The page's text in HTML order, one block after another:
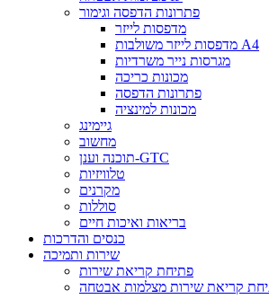
פתרונות הדפסה וגימור
מדפסות לייזר
מדפסות לייזר משולבות A4
מגרסות נייר משרדיות
מכונות כריכה
פתרונות הדפסה
מכונות למינציה
גיימינג
מחשוב
תוכנה וענן-GTC
טלוויזיות
מקרנים
סוללות
בריאות ואיכות חיים
כנסים והדרכות
שירות ותמיכה
פתיחת קריאת שירות